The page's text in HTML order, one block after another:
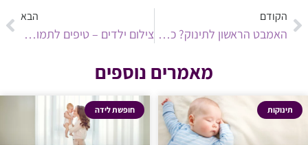
הקודם
האמבט הראשון לתינוק? כל מה שצריך לדעת
הבא
צילום ילדים – טיפים לתמונות יפות
מאמרים נוספים
תינוקות חופשת לידה